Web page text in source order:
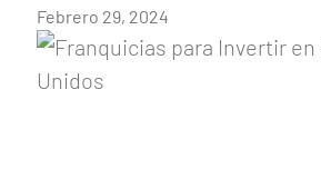
Febrero 29, 2024